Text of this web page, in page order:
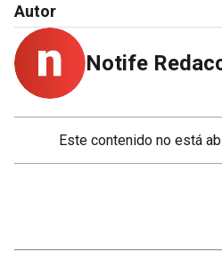
Autor
Notife
Este contenido no está